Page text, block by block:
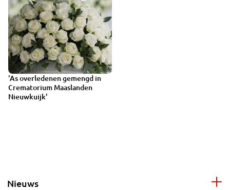
'As overledenen gemengd in
Crematorium Maaslanden
Nieuwkuijk'
Nieuws